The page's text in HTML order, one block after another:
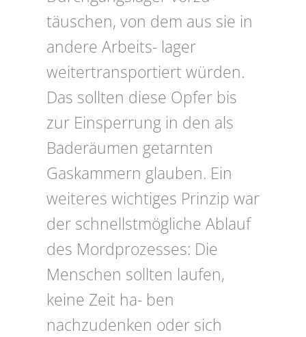
täuschen, von dem aus sie in
andere Arbeits- lager
weitertransportiert würden.
Das sollten diese Opfer bis
zur Einsperrung in den als
Baderäumen getarnten
Gaskammern glauben. Ein
weiteres wichtiges Prinzip war
der schnellstmögliche Ablauf
des Mordprozesses: Die
Menschen sollten laufen,
keine Zeit ha- ben
nachzudenken oder sich